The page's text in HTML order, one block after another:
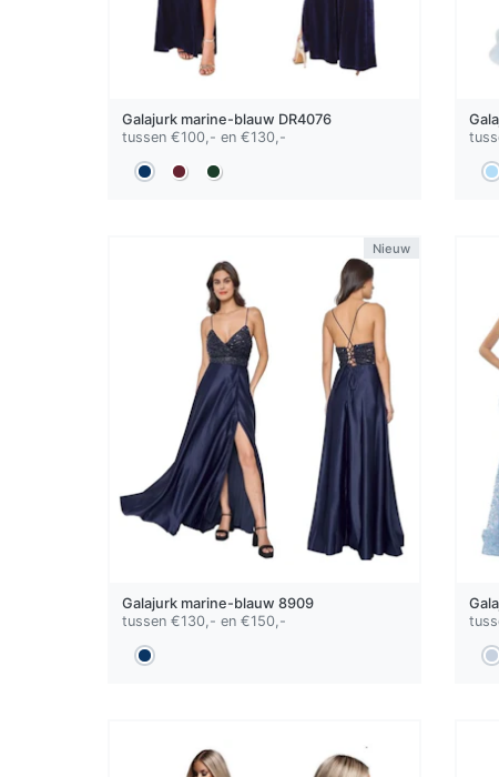
Galajurk marine-blauw DR4076
tussen €100,- en €130,-
Nieuw
Galajurk marine-blauw 8909
tussen €130,- en €150,-